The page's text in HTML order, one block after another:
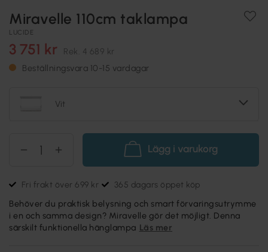
Miravelle 110cm taklampa
LUCIDE
3 751 kr Rek. 4 689 kr
Beställningsvara 10-15 vardagar
Vit
Lägg i varukorg
Fri frakt över 699 kr 365 dagars öppet köp
Behöver du praktisk belysning och smart förvaringsutrymme
i en och samma design? Miravelle gör det möjligt. Denna
särskilt funktionella hänglampa Läs mer